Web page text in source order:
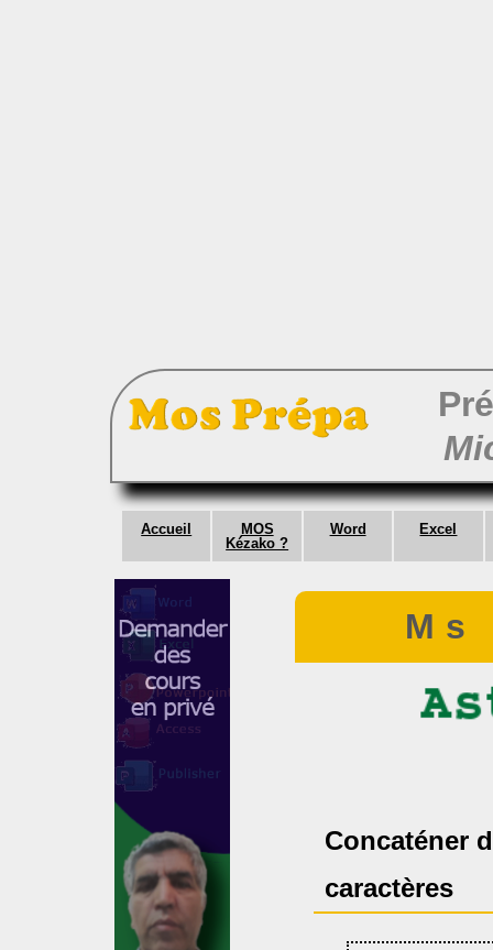
Accueil
MOS
Kézako ?
Word Excel
Concaténer
caractères